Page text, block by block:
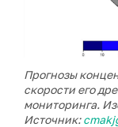
Прогнозы
скорости его
мониторинга.
Источник: